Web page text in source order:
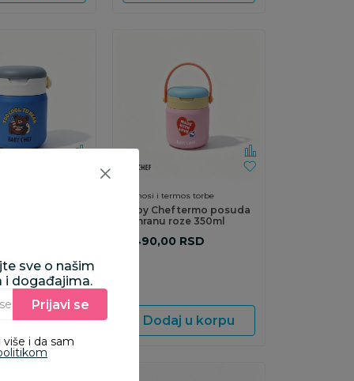
u korpu
Termosi i termos torbe
Baby Chef termo posuda
za hranu roze 350ml
2.490,00 RSD
Dodaj u korpu
sve o našim
i događajima.
Unesite Vašu e‑mail adresu da biste se prijavili na newsletter.
Prijavi se
i da sam